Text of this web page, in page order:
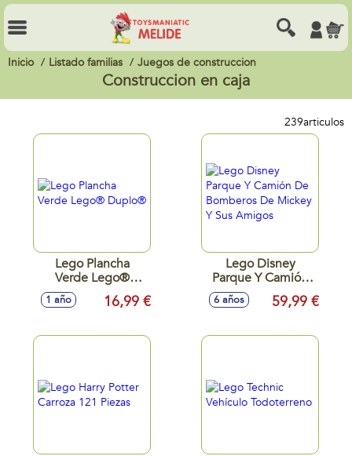
Inicio Listado familias Juegos de construccion
Construccion en caja
239articulos
Lego Plancha
Verde Lego®
Duplo®
1 año 16,99 €
Lego Disney
Parque Y Camión
De Bomberos De
Mickey Y Sus
6 años 59,99 €